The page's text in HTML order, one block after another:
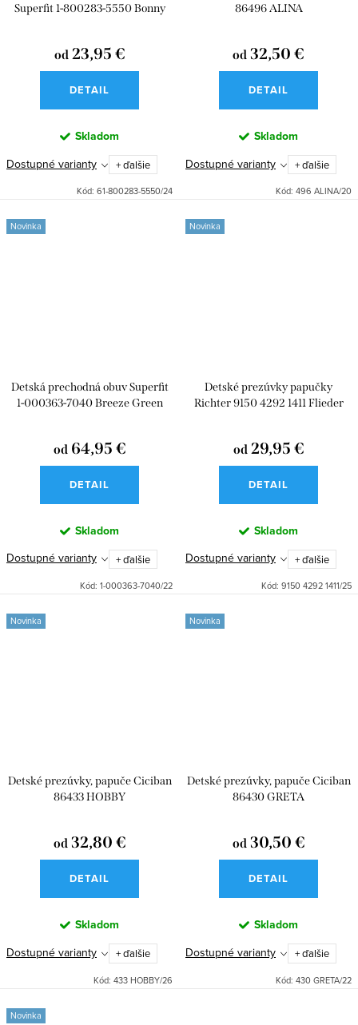
Superfit 1-800283-5550 Bonny
od23,95 €
DETAIL
Skladom
Dostupné varianty + ďalšie
Kód: 61-800283-5550/24
86496 ALINA
od 32,50 €
DETAIL
Skladom
Dostupné varianty + ďalšie
Kód: 496 ALINA/20
Novinka
Detská prechodná obuv Superfit
1-000363-7040 Breeze Green
od 64,95 €
DETAIL
Skladom
Dostupné varianty + ďalšie
Kód: 1-000363-7040/22
Novinka
Detské prezúvky papučky
Richter 9150 4292 1411 Flieder
od 29,95 €
DETAIL
Skladom
Dostupné varianty + ďalšie
Kód: 9150 4292 1411/25
Novinka
Detské prezúvky, papuče Ciciban
86433 HOBBY
od32,80 €
DETAIL
Skladom
Dostupné varianty + ďalšie
Kód: 433 HOBBY/26
Novinka
Detské prezúvky, papuče Ciciban
86430 GRETA
od30,50 €
DETAIL
Skladom
Dostupné varianty + ďalšie
Kód: 430 GRETA/22
Novinka